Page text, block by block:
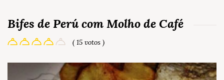
Bifes de Perú com Molho de Café
( 15 votos )